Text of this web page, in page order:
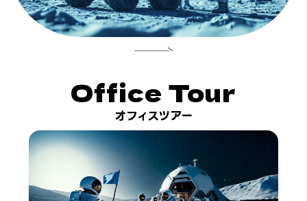
Office Tour
オフィスツアー